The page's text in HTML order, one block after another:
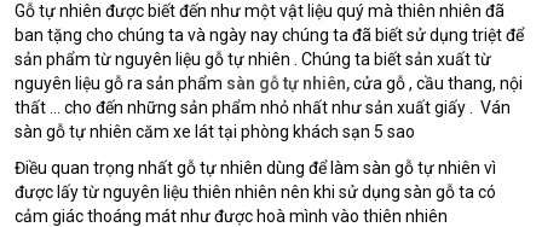
Gỗ tự nhiên được biết đến như một vật liệu quý mà thiên nhiên đã
ban tặng cho chúng ta và ngày nay chúng ta đã biết sử dụng triệt để
sản phẩm từ nguyên liệu gỗ tự nhiên . Chúng ta biết sản xuất từ
nguyên liệu gỗ ra sản phẩm sàn gỗ tự nhiên,cửa gỗ , cầu thang, nội
thất … cho đến những sản phẩm nhỏ nhất như sản xuất giấy . Ván
sàn gỗ tự nhiên căm xe lát tại phòng khách sạn 5 sao
Điều quan trọng nhất gỗ tự nhiên dùng để làm sàn gỗ tự nhiên vì
được lấy từ nguyên liệu thiên nhiên nên khi sử dụng sàn gỗ ta có
cảm giác thoáng mát như được hoà mình vào thiên nhiên